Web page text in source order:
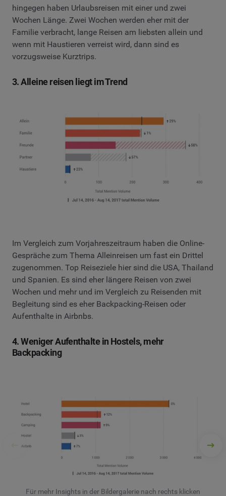
hingegen haben Urlaubsreisen mit einer und zwei
Wochen Länge. Zwei Wochen werden eher mit der
Familie verbracht, lange Reisen am liebsten allein und
wenn mit Haustieren verreist wird, dann sind es
vorzugsweise Kurztrips.
3. Alleine reisen liegt im Trend
Im Vergleich zum Vorjahreszeitraum haben die Online-
Gespräche zum Thema Alleinreisen um fast ein Drittel
zugenommen. Top Reiseziele hier sind die USA, Thailand
und Spanien. Es sind eher längere Reisen von zwei
Wochen und mehr und im Vergleich zu Reisenden mit
Begleitung sind es eher Backpacking-Reisen oder
Aufenthalte in Airbnbs.
4. Weniger Aufenthalte in Hostels, mehr
Backpacking
Für mehr Insights in der Bildergalerie nach rechts klicken